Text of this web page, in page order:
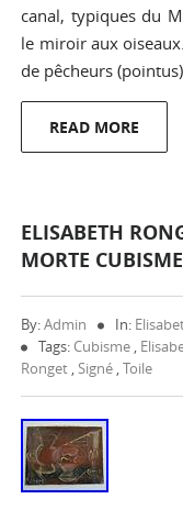
canal, typiques du
le miroir aux
de pêcheurs
READ MORE
ELISABETH
MORTE
By:Admin In:
Tags: Cubisme ,
Ronget ,Signé ,Toile